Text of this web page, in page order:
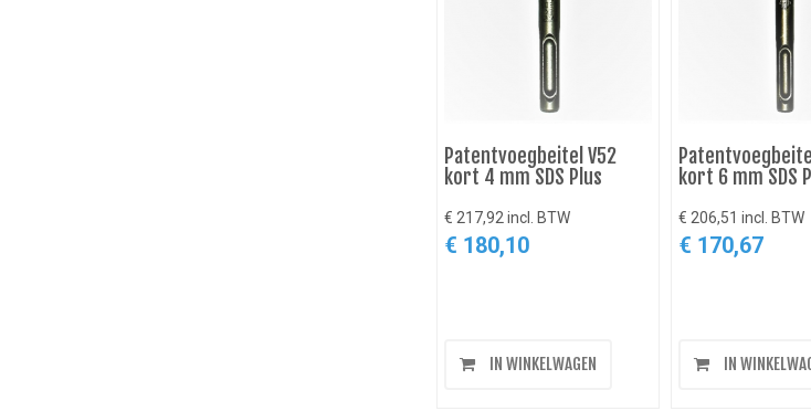
Patentvoegbeitel V52
kort 4 mm SDS Plus
€ 217,92 incl. BTW
€ 180,10
IN WINKELWAGEN
kort 6 mm SDS
€ 206,51 incl. BTW
€ 170,67
IN